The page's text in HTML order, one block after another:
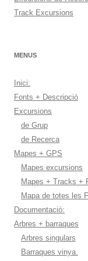
Track Excursions
MENUS
Inici:
Fonts + Descripció
Excursions
de Grup
de Recerca
Mapes + GPS
Mapes excursions
Mapes + Tracks +
Mapa de totes les
Documentació:
Arbres + barraques
Arbres singulars
Barraques vinya.